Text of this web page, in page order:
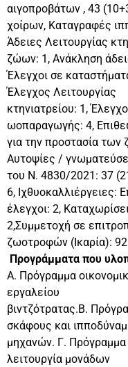
αιγοπροβάτων , 43
χοίρων, Καταγραφές
Άδειες Λειτουργίας
ζώων: 1, Ανάκληση
Έλεγχοι σε
Έλεγχος Λειτουργίας
κτηνιατρείου: 1,
ωοπαραγωγής: 4,
για την προστασία
Αυτοψίες /
του Ν. 4830/2021: 37
6, Ιχθυοκαλλιέργειες:
έλεγχοι: 2,
2,Συμμετοχή σε
ζωοτροφών (Ικαρία):
Προγράμματα που
Α. Πρόγραμμα
εργαλείου
βιντζότρατας.Β.
σκάφους και
μηχανών. Γ. Πρόγραμμα
λειτουργία μονάδων